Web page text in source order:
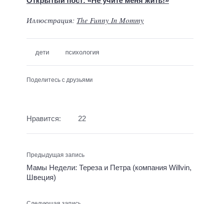
Иллюстрация: The Funny In Mommy
дети психология
Поделитесь с друзьями
Нравится: 22
Предыдущая запись
Мамы Недели: Тереза и Петра (компания Willvin,
Швеция)